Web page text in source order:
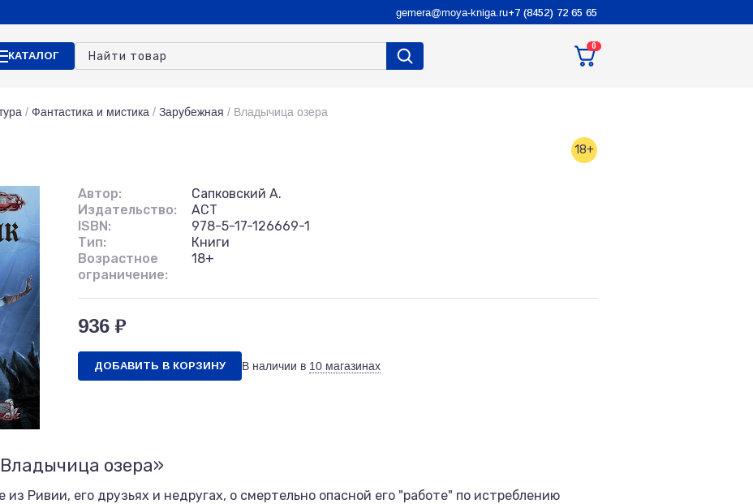
gemera@moya-kniga.ru+7 (8452) 72 65 65
КАТАЛОГ
0
/ Фантастика и мистика / Зарубежная / Владычица озера
18+
Автор:
Сапковский А.
Издательство:
АСТ
ISBN:
978-5-17-126669-1
Тип:
Книги
Возрастное
ограничение:
18+
936 ₽
ДОБАВИТЬ В КОРЗИНУ В наличии в 10 магазинах
озера»
из Ривии, его друзьях и недругах, о смертельно опасной его "работе" по истреблению